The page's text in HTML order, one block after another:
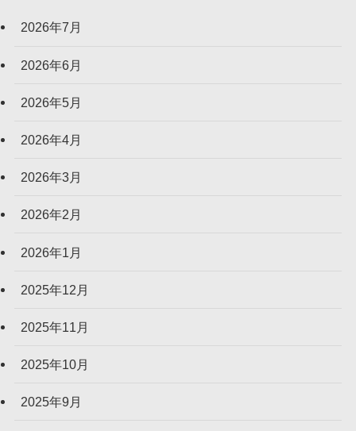
2026年7月
2026年6月
2026年5月
2026年4月
2026年3月
2026年2月
2026年1月
2025年12月
2025年11月
2025年10月
2025年9月